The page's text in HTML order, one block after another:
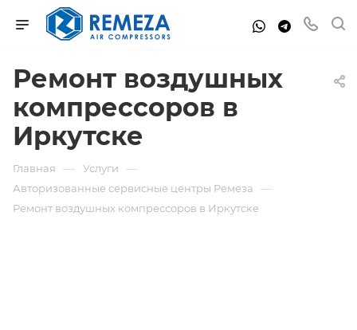
Ремонт воздушных
компрессоров в
Иркутске
Главная — Услуги —
Авторизованные сервисные центры Ремеза —
Ремонт воздушных компрессоров в Иркутске